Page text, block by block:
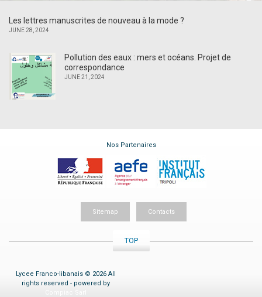
Les lettres manuscrites de nouveau à la mode ?
JUNE 28, 2024
Pollution des eaux : mers et océans. Projet de
correspondance
JUNE 21, 2024
Nos Partenaires
Sitemap Contacts
TOP
Lycee Franco-libanais © 2026 All
rights reserved - powered by